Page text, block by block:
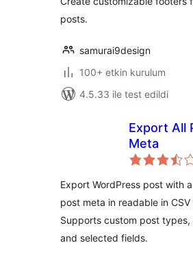
posts.
samurai9design
100+ etkin kurulum
4.5.33 ile test edildi
Export All
Meta
Export WordPress post with
post meta in readable in
Supports custom post types,
and selected fields.